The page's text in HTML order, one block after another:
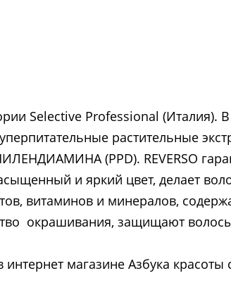
Selective Professional (Италия).
растительные
(PPD). REVERSO
и яркий цвет, делает
витаминов и минералов,
окрашивания, защищают
магазине Азбука красоты